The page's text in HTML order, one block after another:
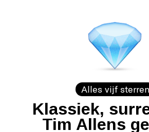
Alles vijf sterren
Klassiek,
Tim Allens